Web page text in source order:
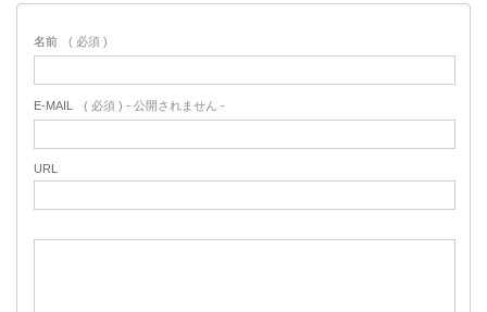
名前 ( 必須 )
E-MAIL ( 必須 ) - 公開されません -
URL